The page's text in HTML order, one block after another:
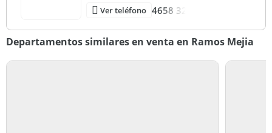
Ver teléfono 4658 32
Departamentos similares en venta en Ramos Mejia